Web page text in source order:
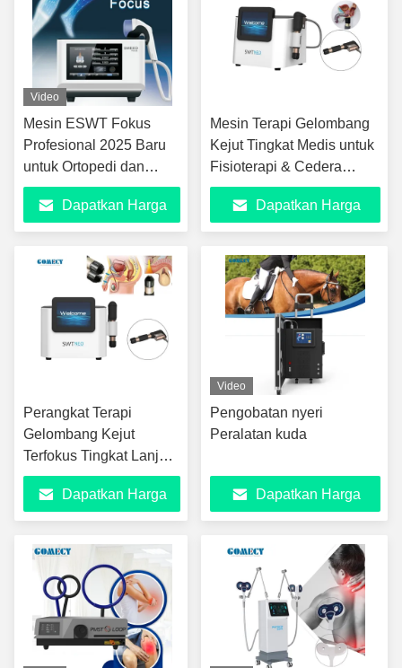
Video
Mesin ESWT Fokus
Profesional 2025 Baru
untuk Ortopedi dan
Kedokteran Olahraga
Dapatkan Harga
Mesin Terapi Gelombang
Kejut Tingkat Medis untuk
Fisioterapi & Cedera
Olahraga
Dapatkan Harga
Perangkat Terapi
Gelombang Kejut
Terfokus Tingkat Lanjut
untuk Pereda Nyeri &
FisioterapiDapatkan Harga
Video
Pengobatan nyeri
Peralatan kuda
Dapatkan Harga